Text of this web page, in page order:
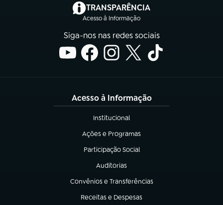
TRANSPARÊNCIA
Acesso à Informação
(abre em nova aba)
Siga-nos nas redes sociais
Acesso à Informação
Institucional
(abre em nova aba)
Ações e Programas
(abre em nova aba)
Participação Social
(abre em nova aba)
Auditorias
(abre em nova aba)
Convênios e Transferências
(abre em nova aba)
Receitas e Despesas
(abre em nova aba)